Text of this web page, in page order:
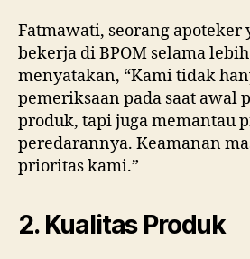
Fatmawati, seorang apoteker
bekerja di BPOM selama
menyatakan, “Kami tidak
pemeriksaan pada saat awal
produk, tapi juga memantau
peredarannya. Keamanan
prioritas kami.”
2. Kualitas Produk